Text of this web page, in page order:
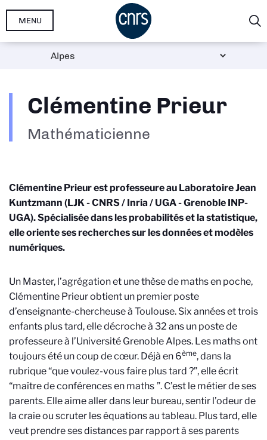
Aller
MENU
Clémentine Prieur
Mathématicienne
Clémentine Prieur est professeure au Laboratoire Jean
Kuntzmann (LJK - CNRS / Inria / UGA - Grenoble INP-
UGA). Spécialisée dans les probabilités et la statistique,
elle oriente ses recherches sur les données et modèles
numériques.
Un Master, l’agrégation et une thèse de maths en poche,
Clémentine Prieur obtient un premier poste
d’enseignante-chercheuse à Toulouse. Six années et trois
enfants plus tard, elle décroche à 32 ans un poste de
professeure à l’Université Grenoble Alpes. Les maths ont
toujours été un coup de cœur. Déjà en 6ème, dans la
rubrique “que voulez-vous faire plus tard ?”, elle écrit
“maître de conférences en maths ”. C’est le métier de ses
parents. Elle aime aller dans leur bureau, sentir l’odeur de
la craie ou scruter les équations au tableau. Plus tard, elle
veut prendre ses distances par rapport à ses parents